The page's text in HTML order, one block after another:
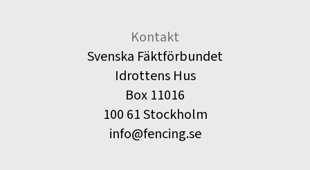
Kontakt
Svenska Fäktförbundet
Idrottens Hus
Box 11016
100 61 Stockholm
info@fencing.se